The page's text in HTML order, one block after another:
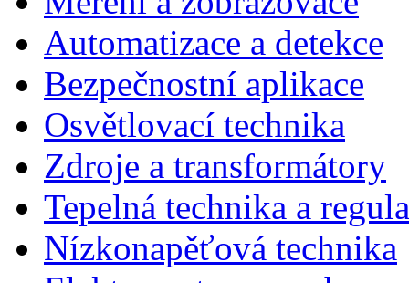
Automatizace a detekce
Bezpečnostní aplikace
Osvětlovací technika
Zdroje a transformátory
Tepelná technika a
Nízkonapěťová technika